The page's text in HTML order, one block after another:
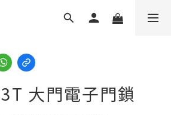
大門電子門鎖